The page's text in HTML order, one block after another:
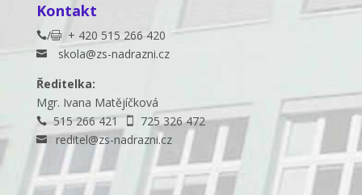
Kontakt
/+ 420 515 266 420
 skola@zs-nadrazni.cz
Ředitelka:
Mgr. Ivana Matějíčková
515 266 421 725 326 472
 reditel@zs-nadrazni.cz